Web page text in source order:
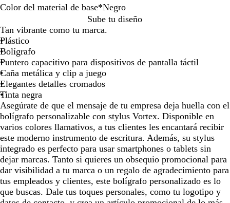
la
la
imagen
Color del material de base*Negro
e
g
r
o
o
j
o
l
a
t
e
a
d
o
z
u
l
e
r
d
e
a
r
a
n
j
a
r
o
r
o
s
a
d
o
g
u
a
m
a
r
i
n
a
a
g
e
n
t
a
Sube tu diseño
Tan vibrante como tu marca.
Plástico
Bolígrafo
Puntero capacitivo para dispositivos de pantalla táctil
Caña metálica y clip a juego
Elegantes detalles cromados
Tinta negra
Asegúrate de que el mensaje de tu empresa deja huella con el
bolígrafo personalizable con stylus Vortex. Disponible en
varios colores llamativos, a tus clientes les encantará recibir
este moderno instrumento de escritura. Además, su stylus
integrado es perfecto para usar smartphones o tablets sin
dejar marcas. Tanto si quieres un obsequio promocional para
dar visibilidad a tu marca o un regalo de agradecimiento para
tus empleados y clientes, este bolígrafo personalizado es lo
que buscas. Dale tus toques personales, como tu logotipo y